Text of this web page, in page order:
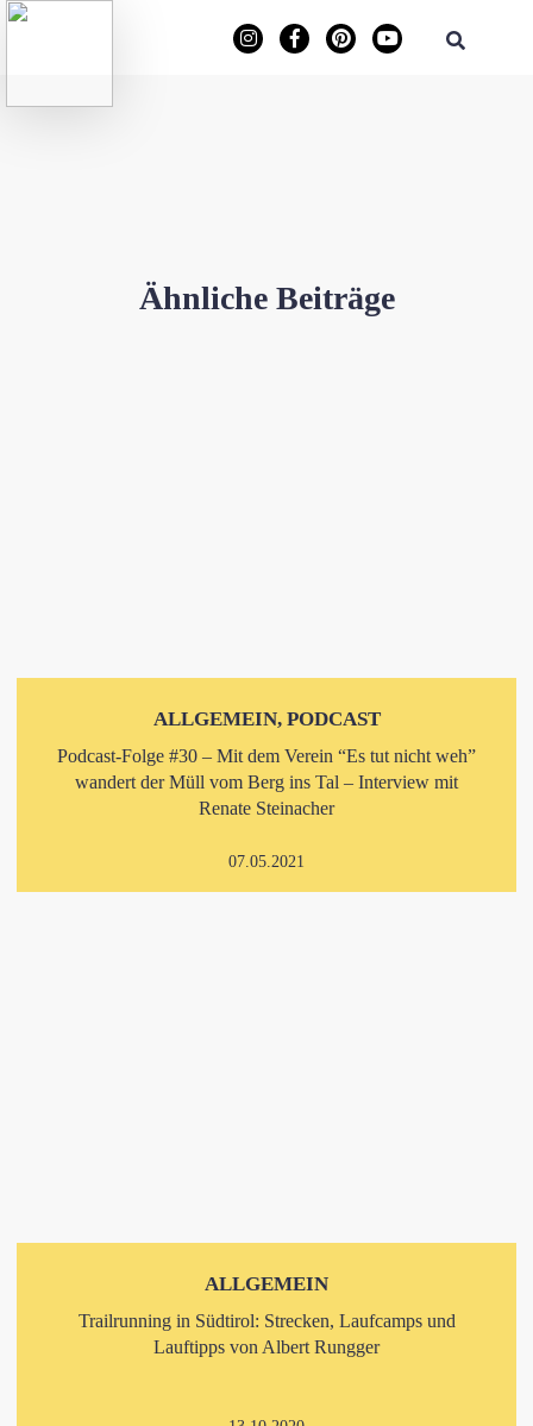
Ähnliche Beiträge
ALLGEMEIN, PODCAST
Podcast-Folge #30 – Mit dem Verein “Es tut nicht weh”
wandert der Müll vom Berg ins Tal – Interview mit
Renate Steinacher
07.05.2021
ALLGEMEIN
Trailrunning in Südtirol: Strecken, Laufcamps und
Lauftipps von Albert Rungger